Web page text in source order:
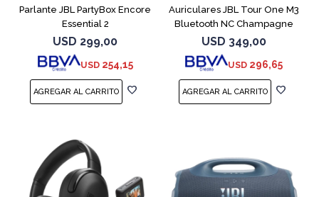
Parlante JBL PartyBox Encore
Essential 2
USD 299,00
USD 254,15
Auriculares JBL Tour One M3
Bluetooth NC Champagne
USD 349,00
USD 296,65